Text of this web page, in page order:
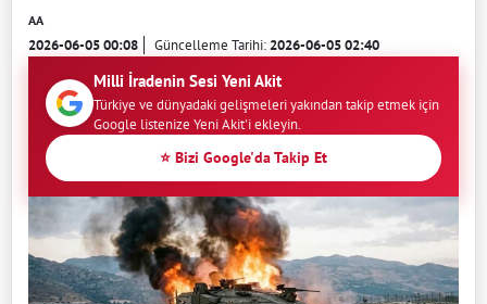
AA
2026-06-05 00:08 Güncelleme Tarihi:2026-06-05 02:40
Milli İradenin Sesi Yeni Akit
Türkiye ve dünyadaki gelişmeleri yakından takip etmek için
Google listenize Yeni Akit'i ekleyin.
⭐ Bizi Google'da Takip Et